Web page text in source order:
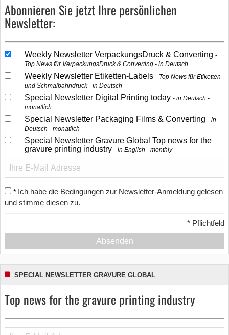
Abonnieren Sie jetzt Ihre persönlichen
Newsletter:
Weekly Newsletter VerpackungsDruck & Converting
Top News für VerpackungsDruck & Converting - in Deutsch
Weekly Newsletter Etiketten-Labels
Top News für Etiketten-
und Schmalbahndruck - in Deutsch
Special Newsletter Digital Printing today
in Deutsch -
monatlich
Special Newsletter Packaging Films & Converting
in
Deutsch - monatlich
Special Newsletter Gravure Global Top news for the
gravure printing industry
in English - monthly
* Ich habe die Bedingungen zur Newsletter-Anmeldung gelesen
und stimme diesen zu.
* Pflichtfeld
Absenden
SPECIAL NEWSLETTER GRAVURE GLOBAL
Top news for the gravure printing industry